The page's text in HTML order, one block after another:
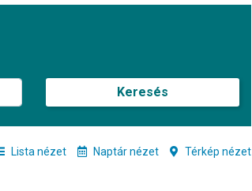
Keresés
Lista nézet Naptár nézet Térkép nézet